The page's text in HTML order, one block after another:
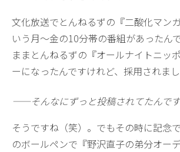
文化放送でとんねるずの『二酸化マン
いう月〜金の10分帯の番組があったん
ままとんねるずの『オールナイトニッ
ーになったんですけれど、採用されまし
——そんなにずっと投稿されてたんです
そうですね（笑）。でもその時に記念
のボールペンで『野沢直子の弟分オー